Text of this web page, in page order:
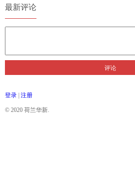
最新评论
评论
登录 注册
© 2020 荷兰华新.